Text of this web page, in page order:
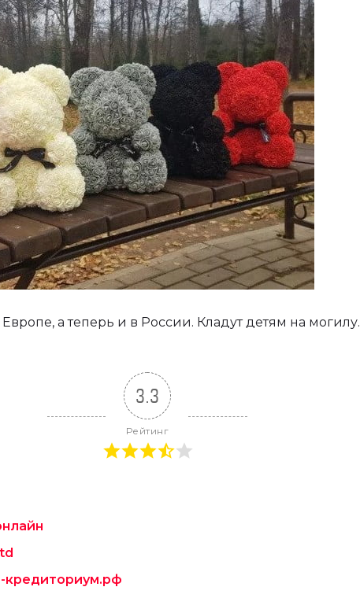
Европе, а теперь и в России. Кладут детям на могилу.
3.3
Рейтинг
кредиториум.рф